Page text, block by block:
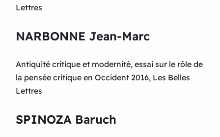
Lettres
NARBONNE Jean-Marc
Antiquité critique et modernité, essai sur le rôle de
la pensée critique en Occident 2016, Les Belles
Lettres
SPINOZA Baruch